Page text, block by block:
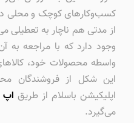
کسب‌وکارهای کوچک و محلی
از مدتی هم ناچار به تعطیلی
وجود دارد که با مراجعه به
واسطه محصولات خود،
این شکل از فروشندگان
اپلیکیشن باسلام از طریق اپ
می‌گیرد.